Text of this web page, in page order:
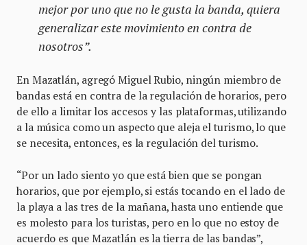
mejor por uno que no le gusta la banda, quiera
generalizar este movimiento en contra de
nosotros”.
En Mazatlán, agregó Miguel Rubio, ningún miembro de
bandas está en contra de la regulación de horarios, pero
de ello a limitar los accesos y las plataformas, utilizando
a la música como un aspecto que aleja el turismo, lo que
se necesita, entonces, es la regulación del turismo.
“Por un lado siento yo que está bien que se pongan
horarios, que por ejemplo, si estás tocando en el lado de
la playa a las tres de la mañana, hasta uno entiende que
es molesto para los turistas, pero en lo que no estoy de
acuerdo es que Mazatlán es la tierra de las bandas”,